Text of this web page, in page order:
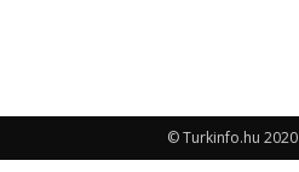
© Turkinfo.hu 2020